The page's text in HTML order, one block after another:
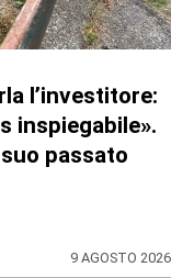
l’investitore:
inspiegabile».
passato
9 AGOSTO 2026